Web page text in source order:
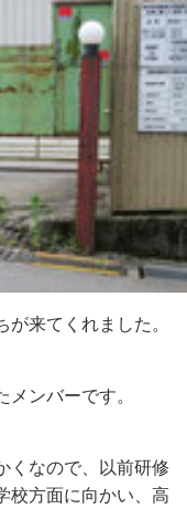
来てくれました。
ンバーです。
くなので、以前研修
校方面に向かい、高